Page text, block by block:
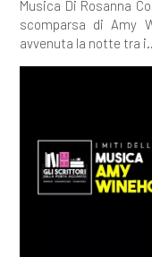
Musica Di Rosanna
scomparsa di Amy
avvenuta la notte tra